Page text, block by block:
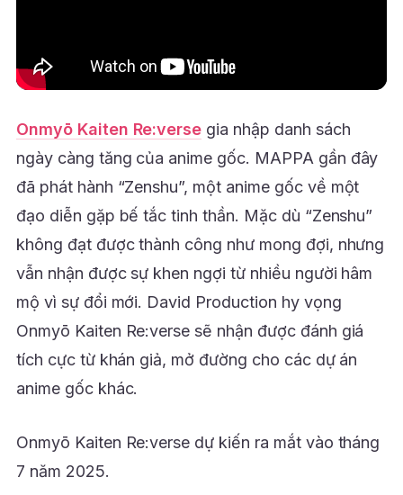
Onmyō Kaiten Re:verse gia nhập danh sách
ngày càng tăng của anime gốc. MAPPA gần đây
đã phát hành “Zenshu”, một anime gốc về một
đạo diễn gặp bế tắc tinh thần. Mặc dù “Zenshu”
không đạt được thành công như mong đợi, nhưng
vẫn nhận được sự khen ngợi từ nhiều người hâm
mộ vì sự đổi mới. David Production hy vọng
Onmyō Kaiten Re:verse sẽ nhận được đánh giá
tích cực từ khán giả, mở đường cho các dự án
anime gốc khác.
Onmyō Kaiten Re:verse dự kiến ra mắt vào tháng
7 năm 2025.